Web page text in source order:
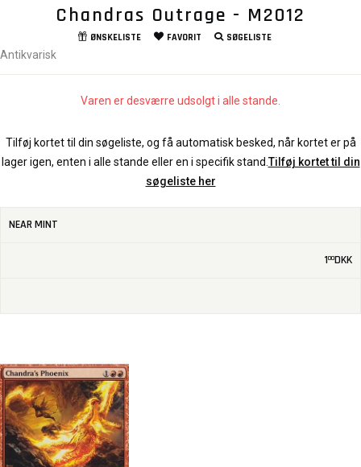
Chandras Outrage - M2012
ØNSKELISTE FAVORIT SØGELISTE
Antikvarisk
Varen er desværre udsolgt i alle stande.
Tilføj kortet til din søgeliste, og få automatisk besked, når kortet er på
lager igen, enten i alle stande eller en i specifik stand. Tilføj kortet til din
søgeliste her
NEAR MINT
100DKK